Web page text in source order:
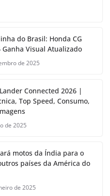
do Brasil: Honda CG
Ganha Visual Atualizado
de 2025
Connected 2026 |
Top Speed, Consumo,
de 2025
motos da Índia para o
países da América do
de 2025